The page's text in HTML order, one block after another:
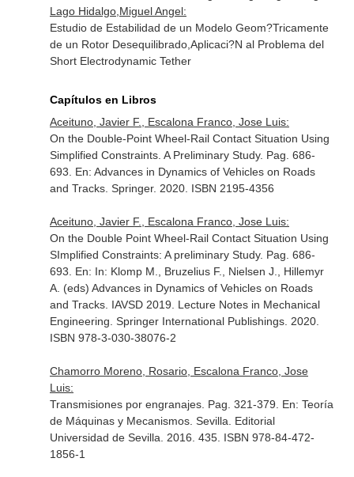
Lago Hidalgo,Miguel Angel:
Estudio de Estabilidad de un Modelo Geom?Tricamente
de un Rotor Desequilibrado,Aplicaci?N al Problema del
Short Electrodynamic Tether
Capítulos en Libros
Aceituno, Javier F., Escalona Franco, Jose Luis:
On the Double-Point Wheel-Rail Contact Situation Using
Simplified Constraints. A Preliminary Study. Pag. 686-
693. En: Advances in Dynamics of Vehicles on Roads
and Tracks. Springer. 2020. ISBN 2195-4356
Aceituno, Javier F., Escalona Franco, Jose Luis:
On the Double Point Wheel-Rail Contact Situation Using
SImplified Constraints: A preliminary Study. Pag. 686-
693. En: In: Klomp M., Bruzelius F., Nielsen J., Hillemyr
A. (eds) Advances in Dynamics of Vehicles on Roads
and Tracks. IAVSD 2019. Lecture Notes in Mechanical
Engineering . Springer International Publishings. 2020.
ISBN 978-3-030-38076-2
Chamorro Moreno, Rosario, Escalona Franco, Jose
Luis:
Transmisiones por engranajes. Pag. 321-379. En: Teoría
de Máquinas y Mecanismos. Sevilla. Editorial
Universidad de Sevilla. 2016. 435. ISBN 978-84-472-
1856-1